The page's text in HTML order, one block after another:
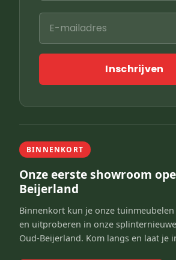
Inschrijven
BINNENKORT
Onze eerste showroom
Beijerland
Binnenkort kun je onze
en uitproberen in onze
Oud-Beijerland. Kom langs en laat je